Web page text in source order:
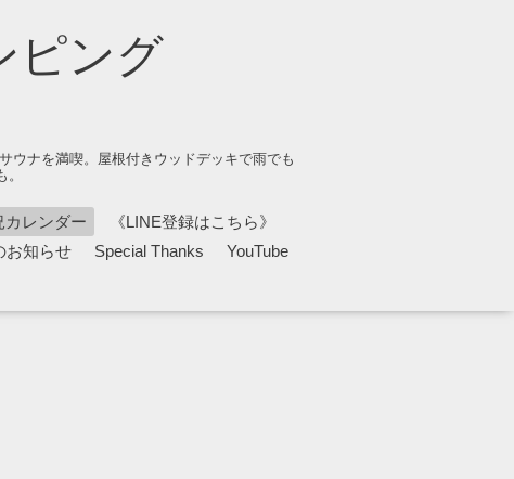
ピング
ウナを満喫。屋根付きウッドデッキで雨でも
カレンダー
《LINE登録はこちら》
お知らせ Special Thanks
YouTube